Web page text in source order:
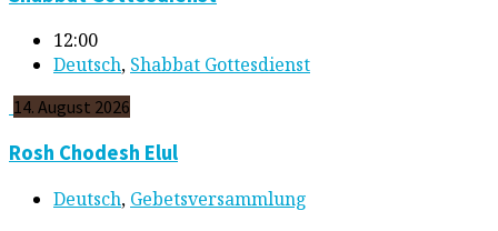
12:00
Deutsch, Shabbat Gottesdienst
14. August 2026
Rosh Chodesh Elul
Deutsch, Gebetsversammlung